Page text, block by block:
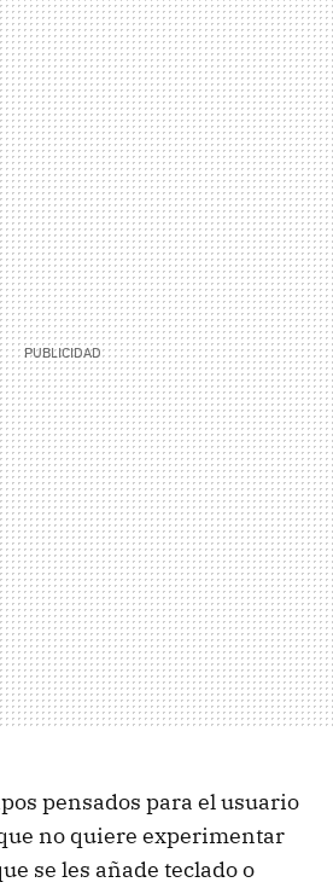
pensados para el usuario
no quiere experimentar
se les añade teclado o